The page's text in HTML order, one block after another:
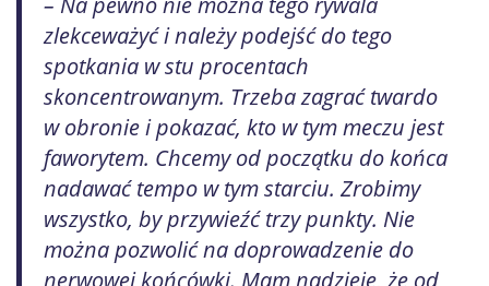
zlekceważyć i należy podejść do tego
spotkania w stu procentach
skoncentrowanym. Trzeba zagrać twardo
w obronie i pokazać, kto w tym meczu jest
faworytem. Chcemy od początku do końca
nadawać tempo w tym starciu. Zrobimy
wszystko, by przywieźć trzy punkty. Nie
można pozwolić na doprowadzenie do